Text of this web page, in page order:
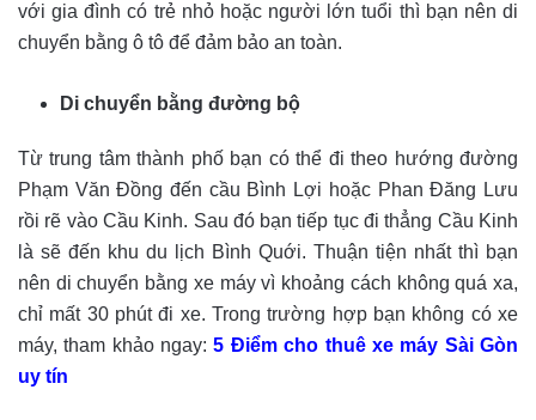
với gia đình có trẻ nhỏ hoặc người lớn tuổi thì bạn nên di
chuyển bằng ô tô để đảm bảo an toàn.
Di chuyển bằng đường bộ
Từ trung tâm thành phố bạn có thể đi theo hướng đường
Phạm Văn Đồng đến cầu Bình Lợi hoặc Phan Đăng Lưu
rồi rẽ vào Cầu Kinh. Sau đó bạn tiếp tục đi thẳng Cầu Kinh
là sẽ đến khu du lịch Bình Quới. Thuận tiện nhất thì bạn
nên di chuyển bằng xe máy vì khoảng cách không quá xa,
chỉ mất 30 phút đi xe. Trong trường hợp bạn không có xe
máy, tham khảo ngay:5 Điểm cho thuê xe máy Sài Gòn
uy tín